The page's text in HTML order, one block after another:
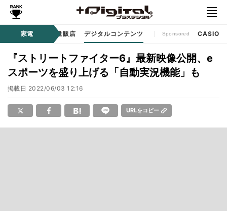
家電
生活家電 家電量販店 デジタルコンテンツ Sponsored CASIO
『ストリートファイター6』最新映像公開、e
スポーツを盛り上げる「自動実況機能」も
掲載日 2022/06/03 12:16
URLをコピー